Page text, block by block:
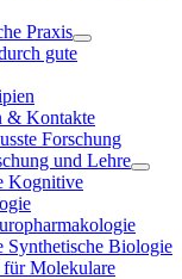
Praxis
gute
& Kontakte
Forschung
und Lehre
Kognitive
Synthetische Biologie
Molekulare